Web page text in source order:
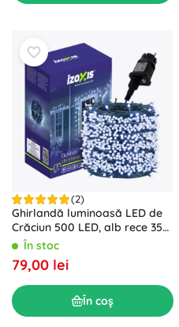
(2)
Ghirlandă luminoasă LED de
Crăciun 500 LED, alb rece 35
m IZOXIS
În stoc
79,00 lei
În coș